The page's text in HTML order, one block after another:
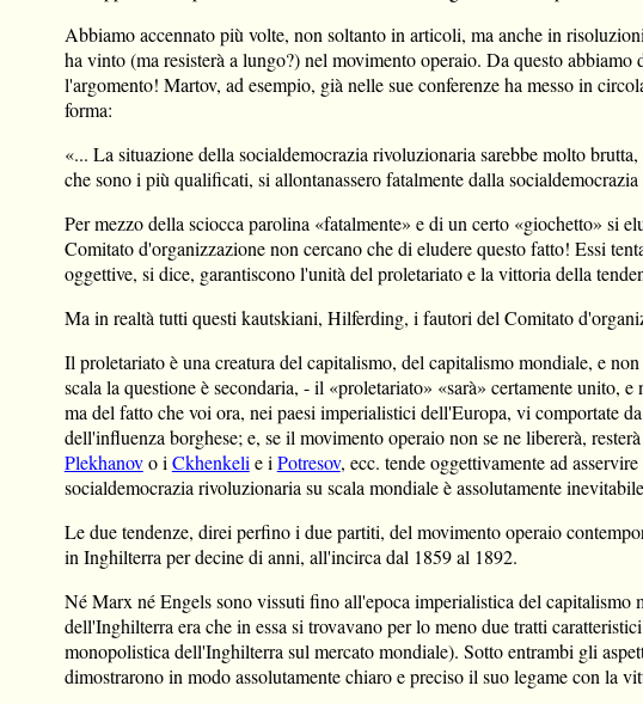
Abbiamo accennato più volte, non soltanto in articoli, ma anche in
ha vinto (ma resisterà a lungo?) nel movimento operaio. Da questo
l'argomento! Martov, ad esempio, già nelle sue conferenze ha messo in
forma:
«... La situazione della socialdemocrazia rivoluzionaria sarebbe molto
che sono i più qualificati, si allontanassero fatalmente dalla
Per mezzo della sciocca parolina «fatalmente» e di un certo «giochetto» si
Comitato d'organizzazione non cercano che di eludere questo fatto! Essi
oggettive, si dice, garantiscono l'unità del proletariato e la vittoria della
Ma in realtà tutti questi kautskiani, Hilferding, i fautori del Comitato
Il proletariato è una creatura del capitalismo, del capitalismo mondiale, e
scala la questione è secondaria, - il «proletariato» «sarà» certamente
ma del fatto che voi ora, nei paesi imperialistici dell'Europa, vi comportate
dell'influenza borghese; e, se il movimento operaio non se ne libererà,
Plekhanovo i Ckhenkeli e i Potresov, ecc. tende oggettivamente ad
socialdemocrazia rivoluzionaria su scala mondiale è assolutamente
Le due tendenze, direi perfino i due partiti, del movimento operaio
in Inghilterra per decine di anni, all'incirca dal 1859 al 1892.
Né Marx né Engels sono vissuti fino all'epoca imperialistica del
dell'Inghilterra era che in essa si trovavano per lo meno due tratti
monopolistica dell'Inghilterra sul mercato mondiale). Sotto entrambi gli
dimostrarono in modo assolutamente chiaro e preciso il suo legame con la